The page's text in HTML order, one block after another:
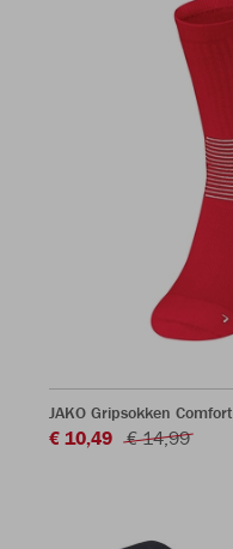
JAKO Gripsokken Comfort
€ 10,49 € 14,99